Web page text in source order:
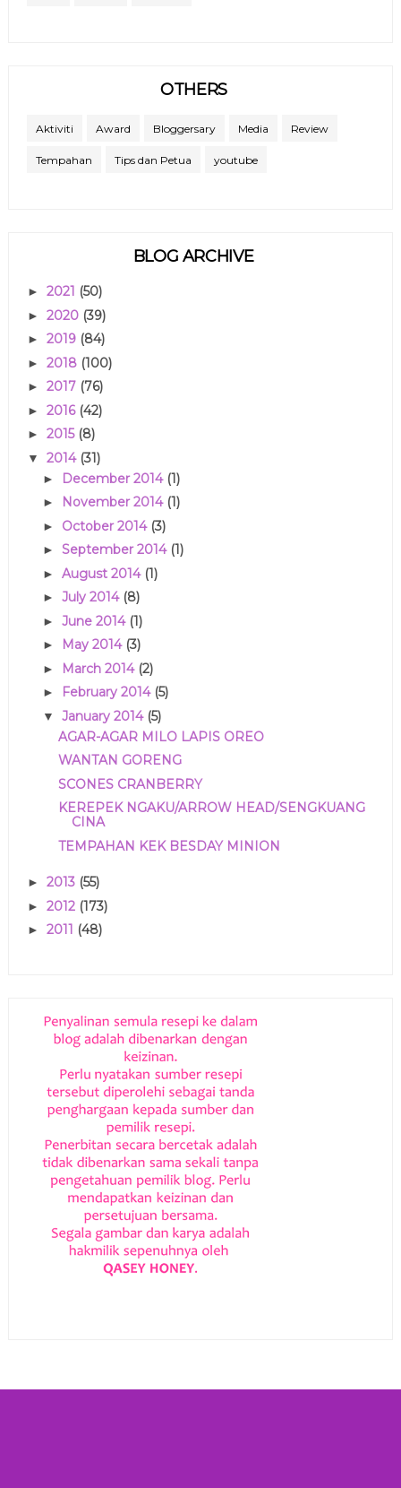
OTHERS
Aktiviti Award Bloggersary Media Review
Tempahan Tips dan Petua youtube
BLOG ARCHIVE
► 2021 (50)
► 2020 (39)
► 2019 (84)
► 2018 (100)
► 2017 (76)
► 2016 (42)
► 2015 (8)
▼ 2014 (31)
► December 2014 (1)
► November 2014 (1)
► October 2014 (3)
► September 2014 (1)
► August 2014 (1)
► July 2014 (8)
► June 2014 (1)
► May 2014 (3)
► March 2014 (2)
► February 2014 (5)
▼ January 2014 (5)
AGAR-AGAR MILO LAPIS OREO
WANTAN GORENG
SCONES CRANBERRY
KEREPEK NGAKU/ARROW HEAD/SENGKUANG
CINA
TEMPAHAN KEK BESDAY MINION
► 2013 (55)
► 2012 (173)
► 2011 (48)